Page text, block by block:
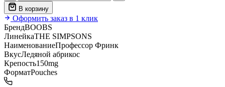
В корзину
Оформить заказ в 1 клик
БрендBOOBS
ЛинейкаTHE SIMPSONS
НаименованиеПрофессор Фринк
ВкусЛедяной абрикос
Крепость150mg
ФорматPouches